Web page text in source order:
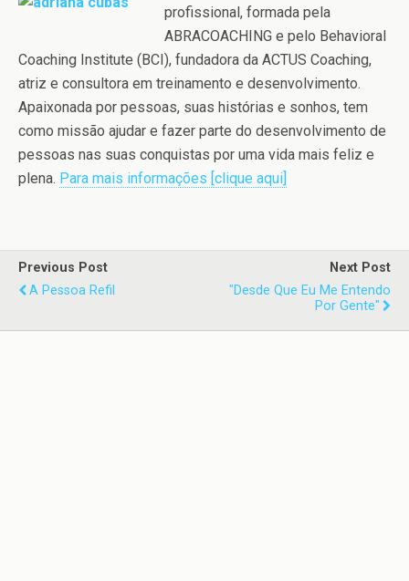
profissional, formada pela
ABRACOACHING e pelo Behavioral
Coaching Institute (BCI), fundadora da ACTUS Coaching,
atriz e consultora em treinamento e desenvolvimento.
Apaixonada por pessoas, suas histórias e sonhos, tem
como missão ajudar e fazer parte do desenvolvimento de
pessoas nas suas conquistas por uma vida mais feliz e
plena. Para mais informações [clique aqui]
Previous Post
A Pessoa Refil
Next Post
"Desde Que Eu Me Entendo
Por Gente"